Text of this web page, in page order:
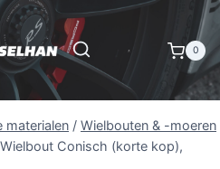
0
materialen / Wielbouten & -moeren
Wielbout Conisch (korte kop),